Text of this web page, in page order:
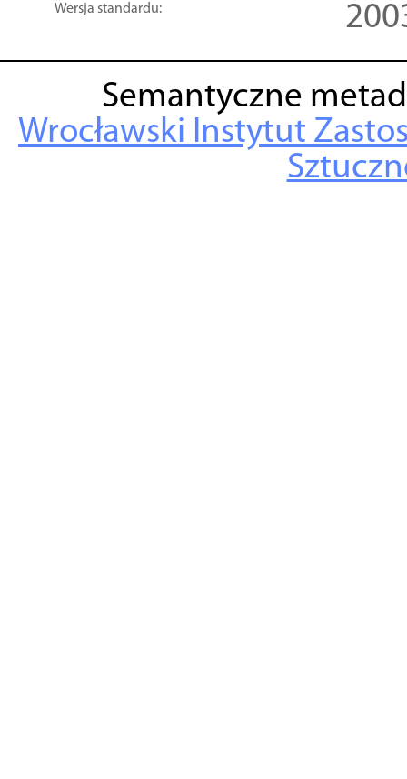
Wersja standardu:
Semantyczne
Wrocławski Instytut